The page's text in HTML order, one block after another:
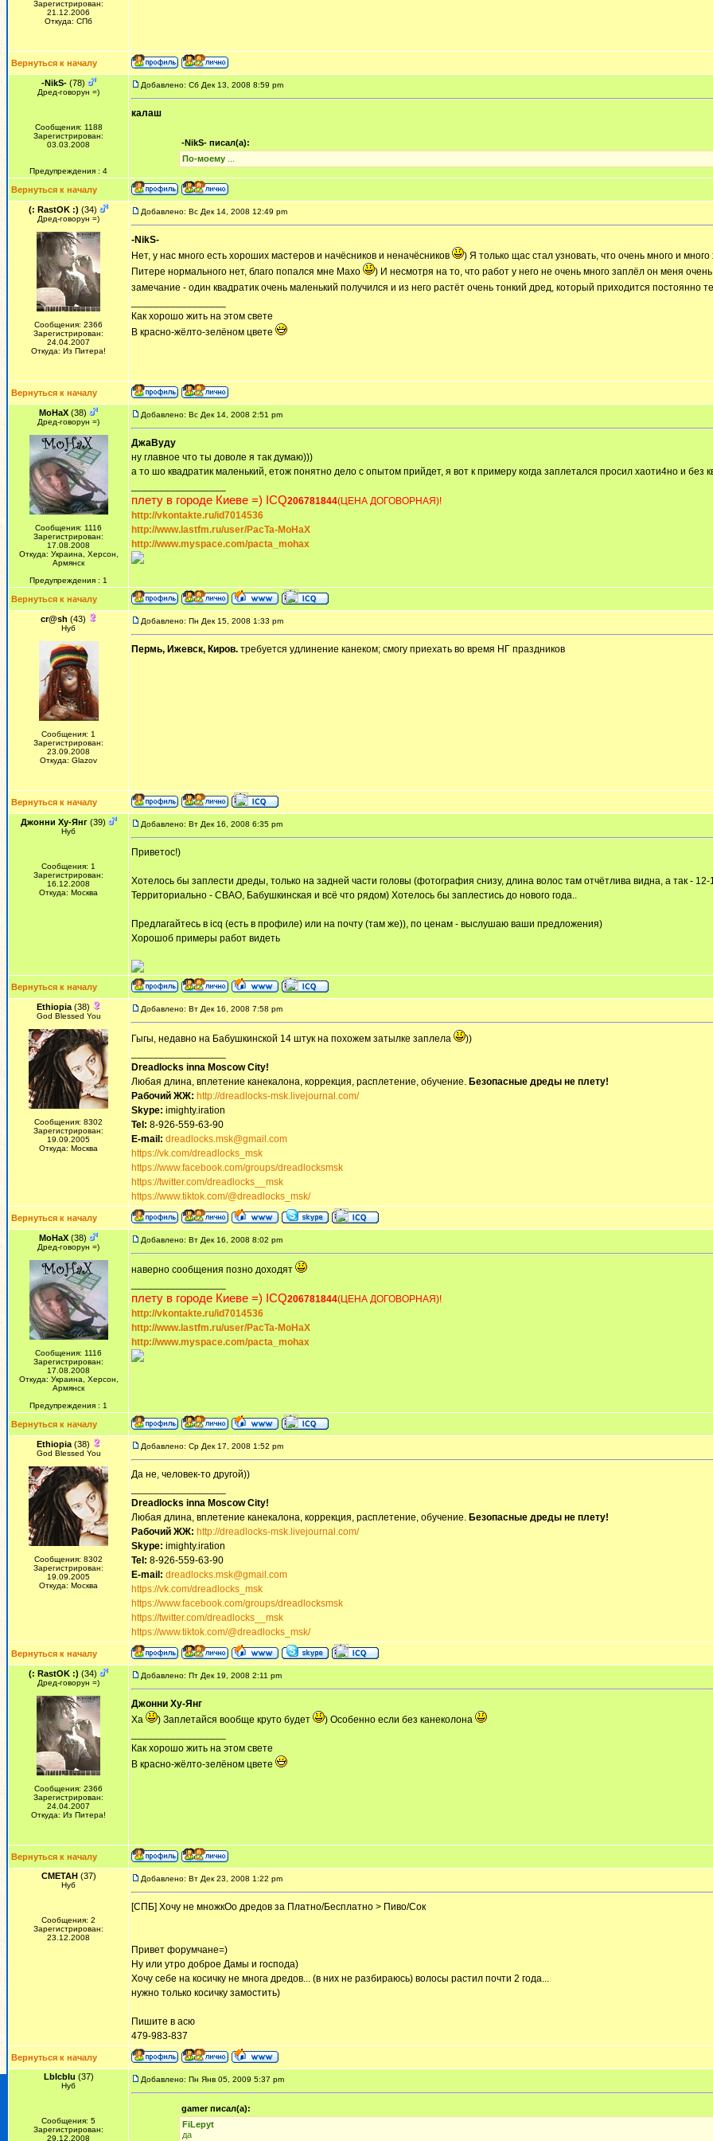
Зарегистрирован:
21.12.2006
Откуда: СПб
Вернуться к началу
-NikS-(78)
Дред-говорун =)
Сообщения: 1188
Зарегистрирован:
03.03.2008
Предупреждения : 4
Добавлено: Сб Дек 13, 2008 8:59 pm
калаш
-NikS- писал(а):
По-моему
Вернуться к началу
(: RastOK :) (34)
Дред-говорун =)
Сообщения: 2366
Зарегистрирован:
24.04.2007
Откуда: Из Питера!
Добавлено: Вс Дек 14, 2008 12:49 pm
-NikS-
Нет, у нас много есть хороших мастеров и начёсников и неначёсников
) Я только щас стал узновать, что очень много и
Питере нормального нет, благо попался мне Махо
) И несмотря на то, что работ у него не очень много заплёл он меня
замечание - один квадратик очень маленький получился и из него растёт очень тонкий дред, который приходится постоянно
Как хорошо жить на этом свете
В красно-жёлто-зелёном цвете
Вернуться к началу
MoHaX (38)
Дред-говорун =)
Сообщения: 1116
Зарегистрирован:
17.08.2008
Откуда: Украина, Херсон,
Армянск
Предупреждения : 1
Добавлено: Вс Дек 14, 2008 2:51 pm
ДжаВуду
ну главное что ты доволе я так думаю)))
а то шо квадратик маленький, етож понятно дело с опытом прийдет, я вот к примеру когда заплетался просил хаоти4но и без
плету в городе Киеве =) ICQ206781844(ЦЕНА ДОГОВОРНАЯ)!
http://vkontakte.ru/id7014536
http://www.lastfm.ru/user/PacTa-MoHaX
http://www.myspace.com/pacta_mohax
Вернуться к началу
cr@sh (43)
Нуб
Сообщения: 1
Зарегистрирован:
23.09.2008
Откуда: Glazov
Добавлено: Пн Дек 15, 2008 1:33 pm
Пермь, Ижевск, Киров. требуется удлинение канеком; смогу приехать во время НГ праздников
Вернуться к началу
Джонни Ху-Янг(39)
Нуб
Сообщения: 1
Зарегистрирован:
16.12.2008
Откуда: Москва
Добавлено: Вт Дек 16, 2008 6:35 pm
Приветос!)
Хотелось бы заплести дреды, только на задней части головы (фотография снизу, длина волос там отчётлива видна, а так - 12-
Территориально - СВАО, Бабушкинская и всё что рядом) Хотелось бы заплестись до нового года..
Предлагайтесь в icq (есть в профиле) или на почту (там же)), по ценам - выслушаю ваши предложения)
Хорошоб примеры работ видеть
Вернуться к началу
Ethiopia(38)
God Blessed You
Сообщения: 8302
Зарегистрирован:
19.09.2005
Откуда: Москва
Добавлено: Вт Дек 16, 2008 7:58 pm
Гыгы, недавно на Бабушкинской 14 штук на похожем затылке заплела
))
Dreadlocks inna Moscow Сity!
Любая длина, вплетение канекалона, коррекция, расплетение, обучение. Безопасные дреды не плету!
Рабочий ЖЖ: http://dreadlocks-msk.livejournal.com/
Skype: imighty.iration
Tel: 8-926-559-63-90
E-mail: dreadlocks.msk@gmail.com
https://vk.com/dreadlocks_msk
https://www.facebook.com/groups/dreadlocksmsk
https://twitter.com/dreadlocks__msk
https://www.tiktok.com/@dreadlocks_msk/
Вернуться к началу
MoHaX (38)
Дред-говорун =)
Сообщения: 1116
Зарегистрирован:
17.08.2008
Откуда: Украина, Херсон,
Армянск
Предупреждения : 1
Добавлено: Вт Дек 16, 2008 8:02 pm
наверно сообщения позно доходят
плету в городе Киеве =) ICQ206781844(ЦЕНА ДОГОВОРНАЯ)!
http://vkontakte.ru/id7014536
http://www.lastfm.ru/user/PacTa-MoHaX
http://www.myspace.com/pacta_mohax
Вернуться к началу
Ethiopia(38)
God Blessed You
Сообщения: 8302
Зарегистрирован:
19.09.2005
Откуда: Москва
Добавлено: Ср Дек 17, 2008 1:52 pm
Да не, человек-то другой))
Dreadlocks inna Moscow Сity!
Любая длина, вплетение канекалона, коррекция, расплетение, обучение. Безопасные дреды не плету!
Рабочий ЖЖ: http://dreadlocks-msk.livejournal.com/
Skype: imighty.iration
Tel: 8-926-559-63-90
E-mail: dreadlocks.msk@gmail.com
https://vk.com/dreadlocks_msk
https://www.facebook.com/groups/dreadlocksmsk
https://twitter.com/dreadlocks__msk
https://www.tiktok.com/@dreadlocks_msk/
Вернуться к началу
(: RastOK :) (34)
Дред-говорун =)
Сообщения: 2366
Зарегистрирован:
24.04.2007
Откуда: Из Питера!
Добавлено: Пт Дек 19, 2008 2:11 pm
Джонни Ху-Янг
Ха
) Заплетайся вообще круто будет
) Особенно если без канеколона
Как хорошо жить на этом свете
В красно-жёлто-зелёном цвете
Вернуться к началу
CMETAH(37)
Нуб
Сообщения: 2
Зарегистрирован:
23.12.2008
Добавлено: Вт Дек 23, 2008 1:22 pm
[СПБ] Хочу не множкОо дредов за Платно/Бесплатно > Пиво/Сок
Привет форумчане=)
Ну или утро доброе Дамы и господа)
Хочу себе на косичку не многа дредов... (в них не разбираюсь) волосы растил почти 2 года...
нужно только косичку замостить)
Пишите в асю
479-983-837
Вернуться к началу
LbIcbIu (37)
Нуб
Сообщения: 5
Зарегистрирован:
29.12.2008
Добавлено: Пн Янв 05, 2009 5:37 pm
gamer писал(а):
FiLepyt
да